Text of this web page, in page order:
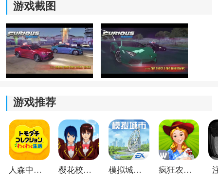
4.有众多关卡和难度选择，根据自己的能力和挑战心态，
一步步挑战更高难度的赛事，提升自己的赛车技术。
游戏截图
游戏推荐
人森中文版 樱花校园模拟器1.048.00中文版 模拟城市我是巿长联机版 疯狂农场3美国派19